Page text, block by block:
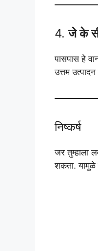
4.जे के
पासपास हे
उत्तम
निष्कर्ष
जर तुम्हाला
शकता. यामुळे